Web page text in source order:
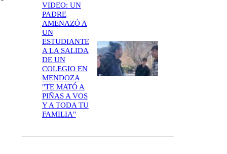
VIDEO: UN
PADRE
AMENAZÓ A
UN
ESTUDIANTE
A LA SALIDA
DE UN
COLEGIO EN
MENDOZA
"TE MATÓ A
PIÑAS A VOS
Y A TODA TU
FAMILIA"